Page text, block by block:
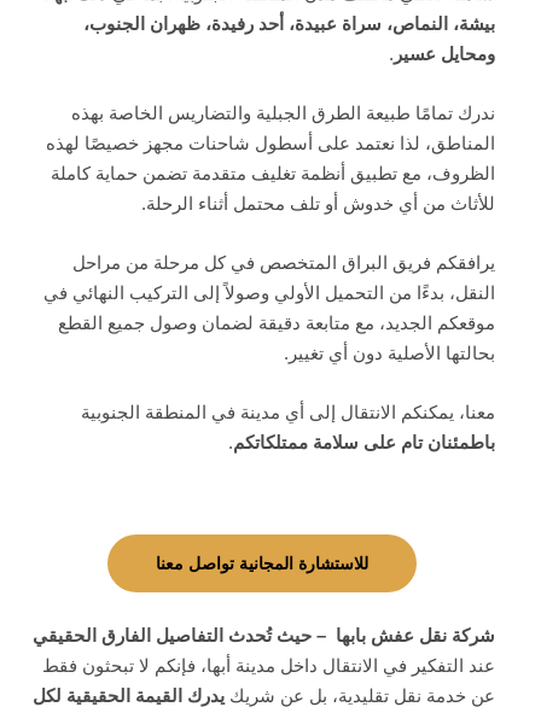
بيشة، النماص، سراة عبيدة، أحد رفيدة، ظهران الجنوب،
ومحايل عسير .
ندرك تمامًا طبيعة الطرق الجبلية والتضاريس الخاصة بهذه
المناطق، لذا نعتمد على أسطول شاحنات مجهز خصيصًا لهذه
الظروف، مع تطبيق أنظمة تغليف متقدمة تضمن حماية كاملة
للأثاث من أي خدوش أو تلف محتمل أثناء الرحلة.
يرافقكم فريق البراق المتخصص في كل مرحلة من مراحل
النقل، بدءًا من التحميل الأولي وصولاً إلى التركيب النهائي في
موقعكم الجديد، مع متابعة دقيقة لضمان وصول جميع القطع
بحالتها الأصلية دون أي تغيير.
معنا، يمكنكم الانتقال إلى أي مدينة في المنطقة الجنوبية
باطمئنان تام على سلامة ممتلكاتكم.
للاستشارة المجانية تواصل معنا
شركة نقل عفش بابها – حيث تُحدث التفاصيل الفارق الحقيقي
عند التفكير في الانتقال داخل مدينة أبها، فإنكم لا تبحثون فقط
عن خدمة نقل تقليدية، بل عن شريكيدرك القيمة الحقيقية لكل